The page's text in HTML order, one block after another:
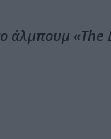
άλμπουμ «The